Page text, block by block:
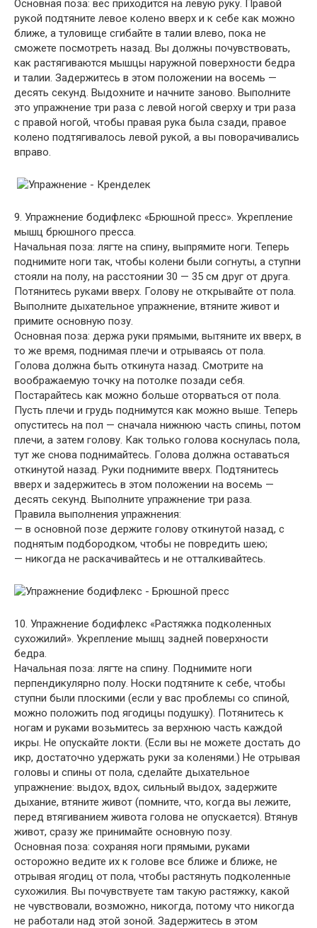
Основная поза: вес приходится на левую руку. Правой
рукой подтяните левое колено вверх и к себе как можно
ближе, а туловище сгибайте в талии влево, пока не
сможете посмотреть назад. Вы должны почувствовать,
как растягиваются мышцы наружной поверхности бедра
и талии. Задержитесь в этом положении на восемь —
десять секунд. Выдохните и начните заново. Выполните
это упражнение три раза с левой ногой сверху и три раза
с правой ногой, чтобы правая рука была сзади, правое
колено подтягивалось левой рукой, а вы поворачивались
вправо.
9. Упражнение бодифлекс «Брюшной пресс». Укрепление
мышц брюшного пресса.
Начальная поза: лягте на спину, выпрямите ноги. Теперь
поднимите ноги так, чтобы колени были согнуты, а ступни
стояли на полу, на расстоянии 30 — 35 см друг от друга.
Потянитесь руками вверх. Голову не открывайте от пола.
Выполните дыхательное упражнение, втяните живот и
примите основную позу.
Основная поза: держа руки прямыми, вытяните их вверх, в
то же время, поднимая плечи и отрываясь от пола.
Голова должна быть откинута назад. Смотрите на
воображаемую точку на потолке позади себя.
Постарайтесь как можно больше оторваться от пола.
Пусть плечи и грудь поднимутся как можно выше. Теперь
опуститесь на пол — сначала нижнюю часть спины, потом
плечи, а затем голову. Как только голова коснулась пола,
тут же снова поднимайтесь. Голова должна оставаться
откинутой назад. Руки поднимите вверх. Подтянитесь
вверх и задержитесь в этом положении на восемь —
десять секунд. Выполните упражнение три раза.
Правила выполнения упражнения:
— в основной позе держите голову откинутой назад, с
поднятым подбородком, чтобы не повредить шею;
— никогда не раскачивайтесь и не отталкивайтесь.
10. Упражнение бодифлекс «Растяжка подколенных
сухожилий». Укрепление мышц задней поверхности
бедра.
Начальная поза: лягте на спину. Поднимите ноги
перпендикулярно полу. Носки подтяните к себе, чтобы
ступни были плоскими (если у вас проблемы со спиной,
можно положить под ягодицы подушку). Потянитесь к
ногам и руками возьмитесь за верхнюю часть каждой
икры. Не опускайте локти. (Если вы не можете достать до
икр, достаточно удержать руки за коленями.) Не отрывая
головы и спины от пола, сделайте дыхательное
упражнение: выдох, вдох, сильный выдох, задержите
дыхание, втяните живот (помните, что, когда вы лежите,
перед втягиванием живота голова не опускается). Втянув
живот, сразу же принимайте основную позу.
Основная поза: сохраняя ноги прямыми, руками
осторожно ведите их к голове все ближе и ближе, не
отрывая ягодиц от пола, чтобы растянуть подколенные
сухожилия. Вы почувствуете там такую растяжку, какой
не чувствовали, возможно, никогда, потому что никогда
не работали над этой зоной. Задержитесь в этом